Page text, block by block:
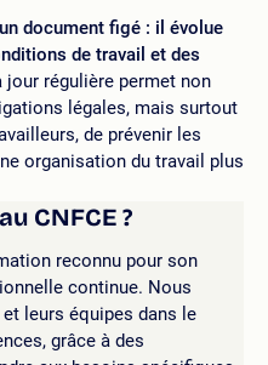
un document figé : il évolue
de travail et des
jour régulière permet non
légales, mais surtout
de prévenir les
organisation du travail plus
CNFCE ?
reconnu pour son
continue. Nous
leurs équipes dans le
grâce à des